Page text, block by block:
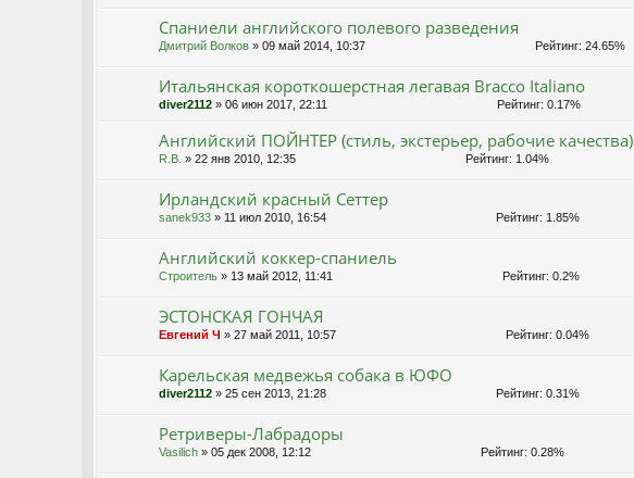
Спаниели английского полевого разведения
Дмитрий Волков» 09 май 2014, 10:37 Рейтинг: 24.65%
Итальянская короткошерстная легавая Bracco Italiano
diver2112» 06 июн 2017, 22:11 Рейтинг: 0.17%
Английский ПОЙНТЕР (стиль, экстерьер, рабочие качества)
R.B. » 22 янв 2010, 12:35 Рейтинг: 1.04%
Ирландский красный Сеттер
sanek933» 11 июл 2010, 16:54 Рейтинг: 1.85%
Английский коккер-спаниель
Строитель» 13 май 2012, 11:41 Рейтинг: 0.2%
ЭСТОНСКАЯ ГОНЧАЯ
Евгений Ч » 27 май 2011, 10:57 Рейтинг: 0.04%
Карельская медвежья собака в ЮФО
diver2112» 25 сен 2013, 21:28 Рейтинг: 0.31%
Ретриверы-Лабрадоры
Vasilich» 05 дек 2008, 12:12 Рейтинг: 0.28%